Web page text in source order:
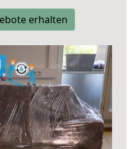
erhalten